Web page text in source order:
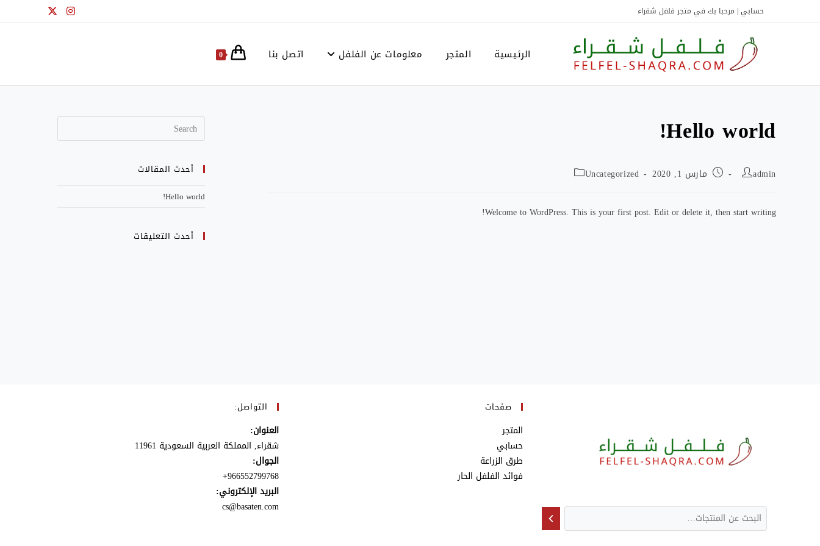
to
حسابي| مرحبا بك في متجر فلفل شقراء
الرئيسية المتجر معلومات عن الفلفل اتصل بنا 0
Hello world!
admin مارس 1, 2020 Uncategorized
Welcome to WordPress. This is your first post. Edit or delete it, then start writing!
أحدث المقالات
Hello world!
أحدث التعليقات
صفحات
المتجر
حسابي
طرق الزراعة
فوائد الفلفل الحار
التواصل:
العنوان:
شقراء, المملكة العربية السعودية 11961
الجوال:
966552799768+
البريد الإلكتروني:
cs@basaten.com